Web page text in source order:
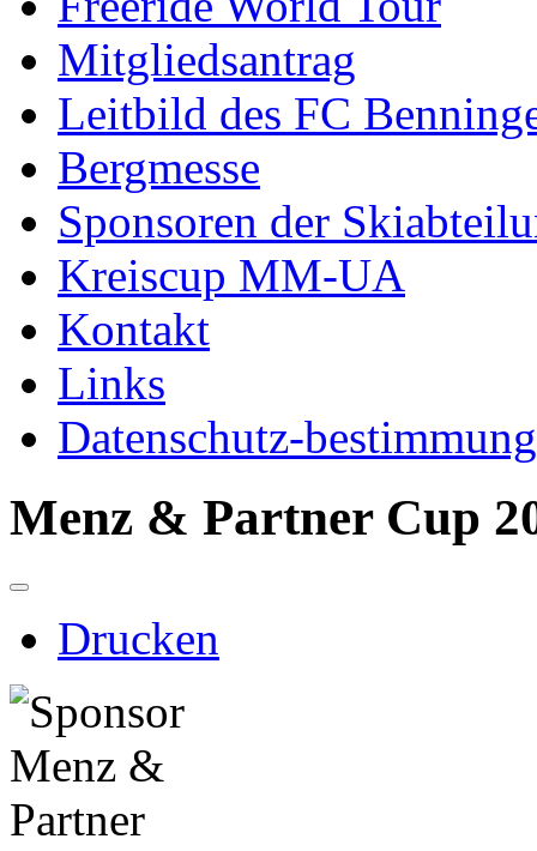
Mitgliedsantrag
Leitbild des FC
Bergmesse
Sponsoren der
Kreiscup MM-UA
Kontakt
Links
Datenschutz-
Menz & Partner Cup
Drucken